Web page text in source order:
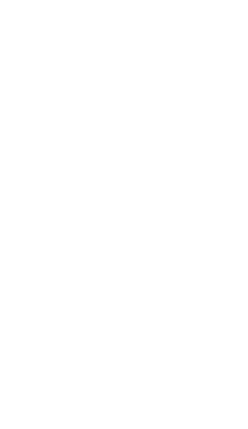
koupelnou se sprchou či vanou.
oddělenou ložnici od obývací a
nápojů. Pokud chcete
procedur